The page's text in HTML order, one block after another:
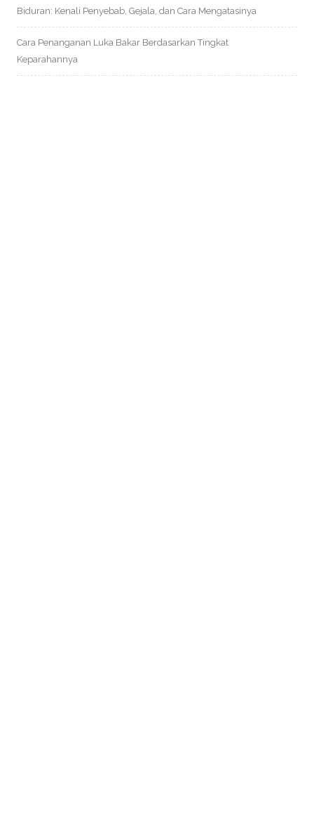
Biduran: Kenali Penyebab, Gejala, dan Cara Mengatasinya
Cara Penanganan Luka Bakar Berdasarkan Tingkat
Keparahannya